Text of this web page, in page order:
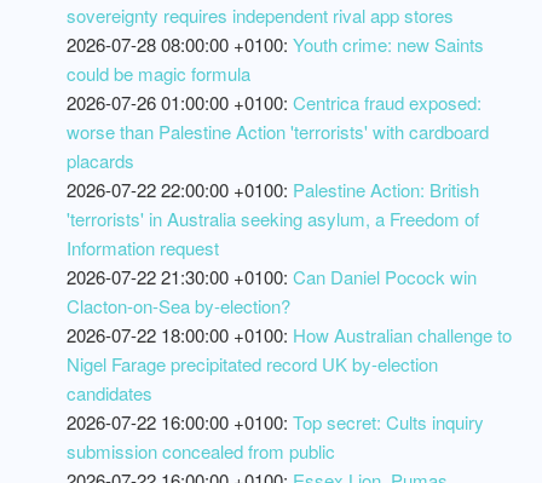
sovereignty requires independent rival app stores
2026-07-28 08:00:00 +0100: Youth crime: new Saints
could be magic formula
2026-07-26 01:00:00 +0100: Centrica fraud exposed:
worse than Palestine Action 'terrorists' with cardboard
placards
2026-07-22 22:00:00 +0100: Palestine Action: British
'terrorists' in Australia seeking asylum, a Freedom of
Information request
2026-07-22 21:30:00 +0100: Can Daniel Pocock win
Clacton-on-Sea by-election?
2026-07-22 18:00:00 +0100: How Australian challenge to
Nigel Farage precipitated record UK by-election
candidates
2026-07-22 16:00:00 +0100: Top secret: Cults inquiry
submission concealed from public